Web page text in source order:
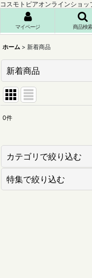
コスモトピアオンラインショッ
マイページ 商品検索
ホーム > 新着商品
新着商品
並び順:
0件
カテゴリで絞り込む
わくわく文庫 at Home
特集で絞り込む